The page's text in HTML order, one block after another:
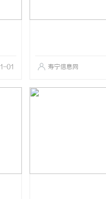
01 寿宁信息网